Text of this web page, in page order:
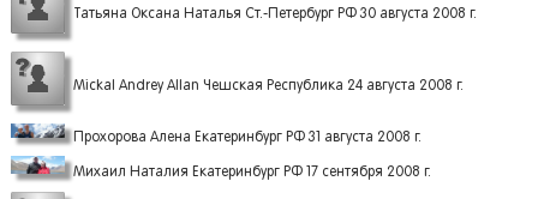
Татьяна Оксана Наталья Ст.-Петербург РФ 30 августа 2008 г.
Mickal Andrey Allan Чешская Республика 24 августа 2008 г.
Прохорова Алена Екатеринбург РФ 31 августа 2008 г.
Михаил Наталия Екатеринбург РФ 17 сентября 2008 г.